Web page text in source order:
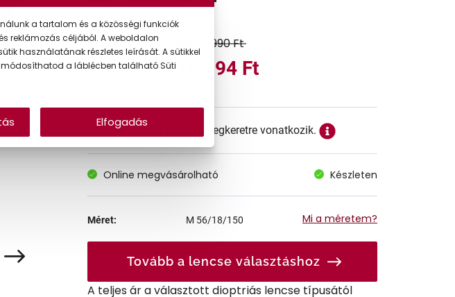
Korábbi ár: 26.990 Ft
Akciós ár: 16.194 Ft
A feltűntetett ár a szemüvegkeretre vonatkozik.
Online megvásárolható Készleten
Méret: M 56/18/150 Mi a méretem?
Tovább a lencse választáshoz
A teljes ár a választott dioptriás lencse típusától
a tartalom és a közösségi funkciók
reklámozás céljából. A weboldalon
használatának részletes leírását. A sütikkel
a láblécben található Süti
Elfogadás